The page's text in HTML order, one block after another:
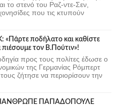
το στενό του Ραζ-ντε-Σεν,
που τις κτυπούν
«Πάρτε ποδήλατο και καθίστε
πιέσουμε τον Β.Πούτιν»!
προς τους πολίτες έδωσε ο
της Γερμανίας Ρόμπερτ
ζήτησε να περιορίσουν την
ΠΑΠΑΔΟΠΟΥΛΕ